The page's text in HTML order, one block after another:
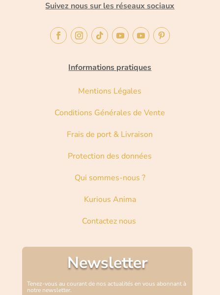
Suivez nous sur les réseaux sociaux
Informations pratiques
Mentions Légales
Conditions Générales de Vente
Frais de port & Livraison
Protection des données
Qui sommes-nous ?
Kurious Anima
Contactez nous
Newsletter
Tenez-vous au courant de nos actualités en vous abonnant à
notre newsletter.